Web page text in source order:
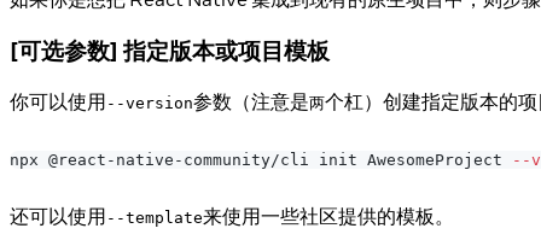
[可选参数] 指定版本或项目模板
你可以使用 --version参数（注意是两个杠）创建指定版本的
npx @react-native-community/cli init AwesomeProject --
还可以使用 --template来使用一些社区提供的模板。